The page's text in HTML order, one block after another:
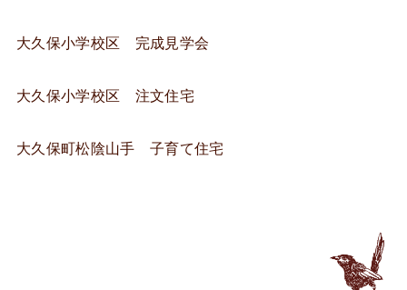
大久保小学校区 完成見学会
大久保小学校区 注文住宅
大久保町松陰山手 子育て住宅